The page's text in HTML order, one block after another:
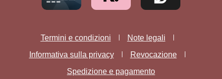
Termini e condizioni
Note legali
Informativa sulla privacy
Revocazione
Spedizione e pagamento